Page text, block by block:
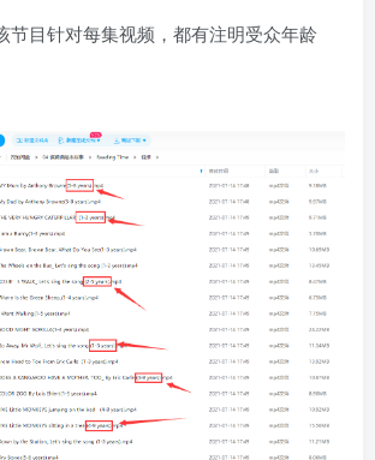
节目针对每集视频，都有注明受众年龄